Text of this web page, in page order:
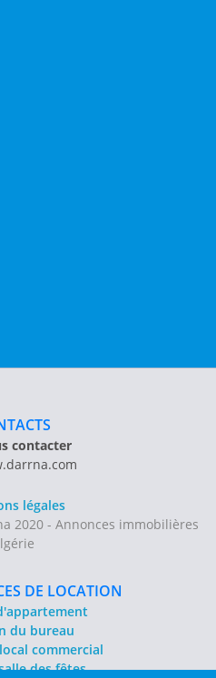
contacter
légales
2020 - Annonces immobilières
DE LOCATION
du bureau
commercial
des fêtes